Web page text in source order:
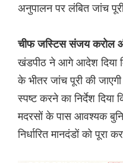
अनुपालन पर लंबित जांच
चीफ जस्टिस संजय करोल
खंडपीठ ने आगे आदेश दिया
के भीतर जांच पूरी की
स्पष्ट करने का निर्देश दिया
मदरसों के पास आवश्यक
निर्धारित मानदंडों को पूरा